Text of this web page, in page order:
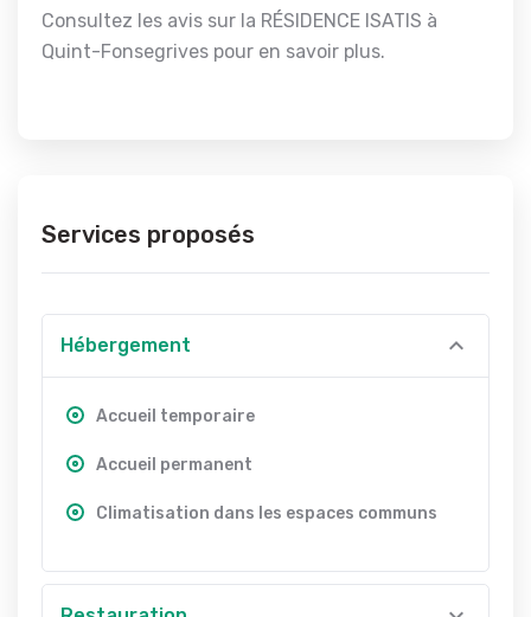
Consultez les avis sur la RÉSIDENCE ISATIS à
Quint-Fonsegrives pour en savoir plus.
Services proposés
Hébergement
Accueil temporaire
Accueil permanent
Climatisation dans les espaces communs